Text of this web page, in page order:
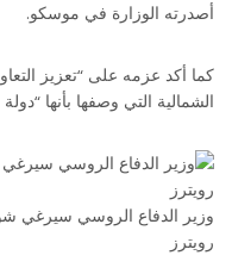
أصدرته الوزارة في موسكو.
كما أكد عزمه على “تعزيز
الشمالية التي وصفها بأنها
وزير الدفاع الروسي سيرغي
رويترز